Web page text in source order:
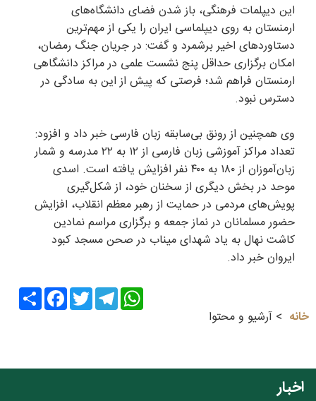
این دیپلمات فرهنگی، باز شدن فضای دانشگاه‌های
ارمنستان به روی دیپلماسی ایران را یکی از مهم‌ترین
دستاوردهای اخیر برشمرد و گفت: در جریان جنگ رمضان،
امکان برگزاری حداقل پنج نشست علمی در مراکز دانشگاهی
ارمنستان فراهم شد؛ فرصتی که پیش از این به سادگی در
دسترس نبود.
وی همچنین از رونق بی‌سابقه زبان فارسی خبر داد و افزود:
تعداد مراکز آموزشی زبان فارسی از ۱۲ به ۲۲ مدرسه و شمار
زبان‌آموزان از ۱۸۰ به ۴۰۰ نفر افزایش یافته است. اسدی
موحد در بخش دیگری از سخنان خود، از شکل‌گیری
پویش‌های مردمی در حمایت از رهبر معظم انقلاب، افزایش
حضور مسلمانان در نماز جمعه و برگزاری مراسم نمادین
کاشت نهال به یاد شهدای میناب در صحن مسجد کبود
ایروان خبر داد.
Share
FacebookTwitter
Telegram
WhatsApp
خانه
آرشیو و محتوا
اخبار